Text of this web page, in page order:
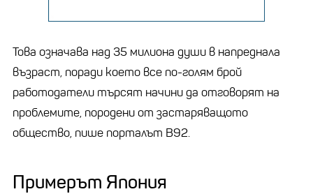
Това означава над 35 милиона души в напреднала
възраст, поради което все по-голям брой
работодатели търсят начини да отговорят на
проблемите, породени от застаряващото
общество, пише порталът B92.
Примерът Япония